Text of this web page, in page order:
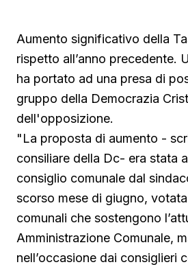
Aumento significativo della
rispetto all’anno precedente.
ha portato ad una presa di
gruppo della Democrazia
dell'opposizione.
"La proposta di aumento -
consiliare della Dc- era stata
consiglio comunale dal
scorso mese di giugno,
comunali che sostengono
Amministrazione Comunale,
nell’occasione dai consiglieri